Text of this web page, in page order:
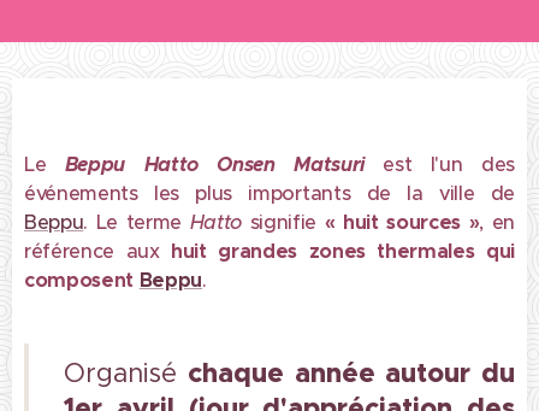
Le Beppu Hatto Onsen Matsuriest l'un des
événements les plus importants de la ville de
Beppu. Le terme Hatto signifie « huit sources », en
référence aux huit grandes zones thermales qui
composent Beppu.
Organisé chaque année autour du